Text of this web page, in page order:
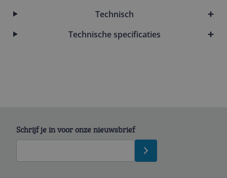
Technisch
Technische specificaties
Schrijf je in voor onze nieuwsbrief